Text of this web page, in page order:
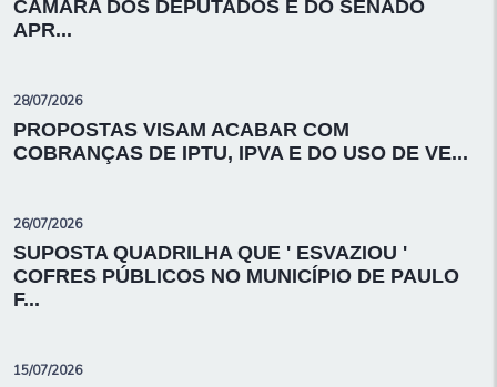
CÂMARA DOS DEPUTADOS E DO SENADO
APR...
28/07/2026
PROPOSTAS VISAM ACABAR COM
COBRANÇAS DE IPTU, IPVA E DO USO DE VE...
26/07/2026
SUPOSTA QUADRILHA QUE ' ESVAZIOU '
COFRES PÚBLICOS NO MUNICÍPIO DE PAULO
F...
15/07/2026